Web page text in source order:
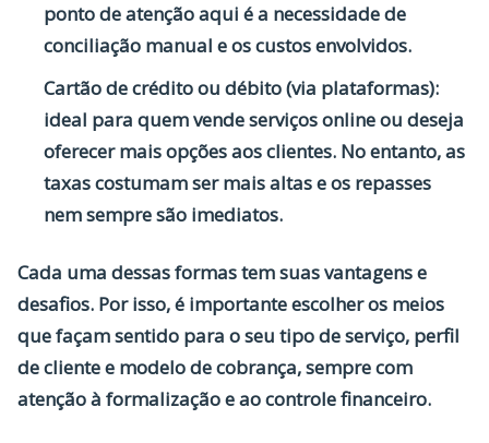
ponto de atenção aqui é a necessidade de
conciliação manual e os custos envolvidos.
Cartão de crédito ou débito (via plataformas):
ideal para quem vende serviços online ou deseja
oferecer mais opções aos clientes. No entanto, as
taxas costumam ser mais altas e os repasses
nem sempre são imediatos.
Cada uma dessas formas tem suas vantagens e
desafios. Por isso, é importante escolher os meios
que façam sentido para o seu tipo de serviço, perfil
de cliente e modelo de cobrança, sempre com
atenção à formalização e ao controle financeiro.